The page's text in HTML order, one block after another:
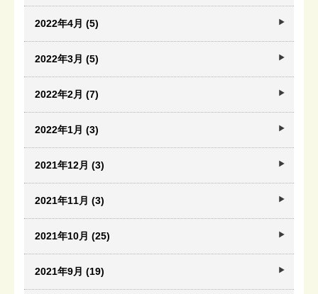
2022年4月 (5)
2022年3月 (5)
2022年2月 (7)
2022年1月 (3)
2021年12月 (3)
2021年11月 (3)
2021年10月 (25)
2021年9月 (19)